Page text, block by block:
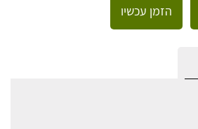
הזמן עכשיו